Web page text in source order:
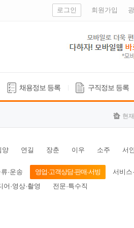
로그인 회원가입
채용정보 등록 구직정보 등록
현
양 연길 장춘 이우 소주 서
·운송 영업·고객상담·판매·서빙
서비스
어·영상·촬영
전문·특수직